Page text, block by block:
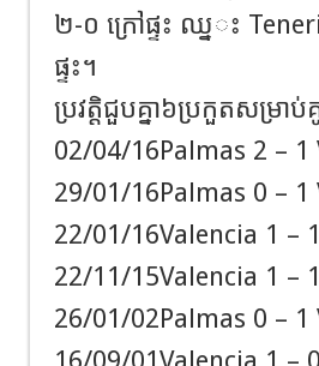
២-០ ក្រៅផ្ទះ ឈ្ន​ះ
ផ្ទះ។
ប្រវត្តិជួបគ្នា៦ប្រកួតសម្រាប់
02/04/16Palmas 2 – 1
29/01/16Palmas 0 – 1
22/01/16Valencia 1 –
22/11/15Valencia 1 –
26/01/02Palmas 0 – 1